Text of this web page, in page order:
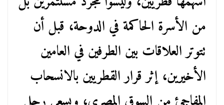
من الأسرة الحاكمة في الدوحة، قبل أن
تتوتر العلاقات بين الطرفين في العامين
الأخيرين، إثر قرار القطريين بالانسحاب